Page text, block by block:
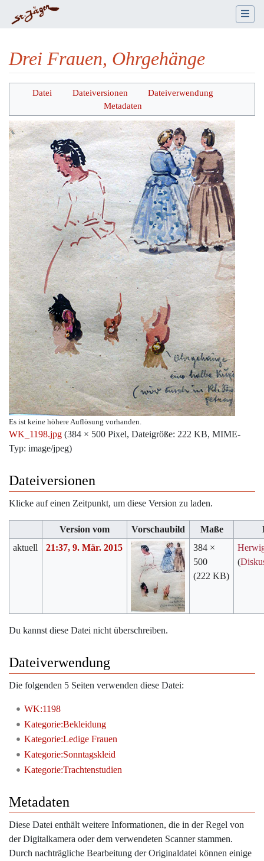
Drei Frauen, Ohrgehänge
Wechseln zu: Navigation,Suche
Datei Dateiversionen
Dateiverwendung
Metadaten
Es ist keine höhere Auflösung vorhanden.
WK_1198.jpg (384 × 500 Pixel, Dateigröße: 222 KB, MIME-
Typ: image/jpeg)
Dateiversionen
Klicke auf einen Zeitpunkt, um diese Version zu laden.
Version vom Vorschaubild Maße
aktuell
21:37, 9. Mär. 2015
384 ×
500
(222 KB)
(
Du kannst diese Datei nicht überschreiben.
Dateiverwendung
Die folgenden 5 Seiten verwenden diese Datei:
WK:1198
Kategorie:Bekleidung
Kategorie:Ledige Frauen
Kategorie:Sonntagskleid
Kategorie:Trachtenstudien
Metadaten
Diese Datei enthält weitere Informationen, die in der Regel von
der Digitalkamera oder dem verwendeten Scanner stammen.
Durch nachträgliche Bearbeitung der Originaldatei können einige